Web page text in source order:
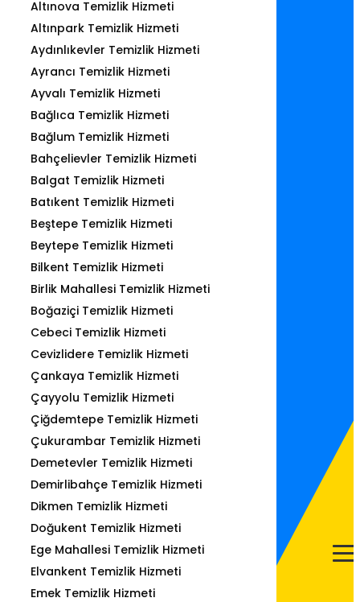
Altınova Temizlik Hizmeti
Altınpark Temizlik Hizmeti
Aydınlıkevler Temizlik Hizmeti
Ayrancı Temizlik Hizmeti
Ayvalı Temizlik Hizmeti
Bağlıca Temizlik Hizmeti
Bağlum Temizlik Hizmeti
Bahçelievler Temizlik Hizmeti
Balgat Temizlik Hizmeti
Batıkent Temizlik Hizmeti
Beştepe Temizlik Hizmeti
Beytepe Temizlik Hizmeti
Bilkent Temizlik Hizmeti
Birlik Mahallesi Temizlik Hizmeti
Boğaziçi Temizlik Hizmeti
Cebeci Temizlik Hizmeti
Cevizlidere Temizlik Hizmeti
Çankaya Temizlik Hizmeti
Çayyolu Temizlik Hizmeti
Çiğdemtepe Temizlik Hizmeti
Çukurambar Temizlik Hizmeti
Demetevler Temizlik Hizmeti
Demirlibahçe Temizlik Hizmeti
Dikmen Temizlik Hizmeti
Doğukent Temizlik Hizmeti
Ege Mahallesi Temizlik Hizmeti
Elvankent Temizlik Hizmeti
Emek Temizlik Hizmeti